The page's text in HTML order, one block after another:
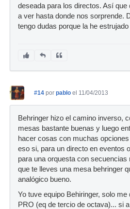
deseada para los directos. Así que
a ver hasta donde nos sorprende.
tengo dudas porque la he
#14 por pablo el 11/04/2013
Behringer hizo el camino inverso,
mesas bastante buenas y luego
hacer cosas con muchas
eso si, para un directo en eventos
para una orquesta con secuencias
que te lleves una mesa behringer
analógico bueno.
Yo tuve equipo Behiringer, solo me
PRO (eq de tercio de octava)... si